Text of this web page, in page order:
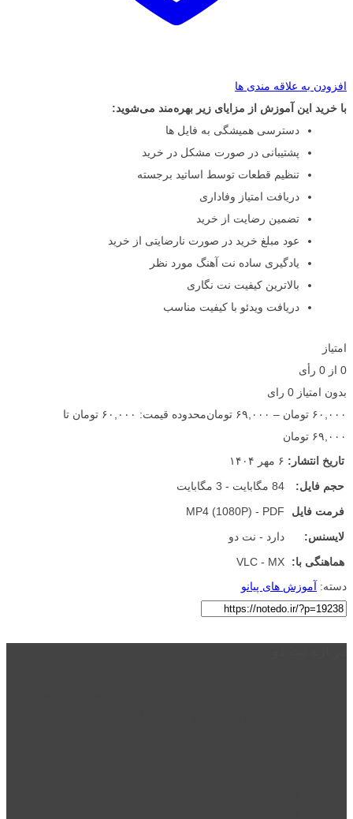
افزودن به علاقه مندی ها
با خرید این آموزش از مزایای زیر بهره‌مند می‌شوید:
دسترسی همیشگی به فایل ها
پشتیبانی در صورت مشکل در خرید
تنظیم قطعات توسط اساتید برجسته
دریافت امتیاز وفاداری
تضمین رضایت از خرید
عود مبلغ خرید در صورت نارضایتی از خرید
یادگیری ساده نت آهنگ مورد نظر
بالاترین کیفیت نت نگاری
دریافت ویدئو با کیفیت مناسب
امتیاز
0 از 0 رأی
بدون امتیاز 0 رای
۶۰,۰۰۰ تومان – ۶۹,۰۰۰ تومان
محدوده قیمت: ۶۰,۰۰۰ تومان تا
۶۹,۰۰۰ تومان
تاریخ انتشار: ۶ مهر ۱۴۰۴
حجم فایل:
84 مگابایت - 3 مگابایت
فرمت فایل
MP4 (1080P) - PDF
لایسنس:
دارد - نت دو
هماهنگی با:
VLC - MX
دسته: آموزش های پیانو